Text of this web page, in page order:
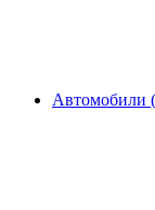
Автомобили